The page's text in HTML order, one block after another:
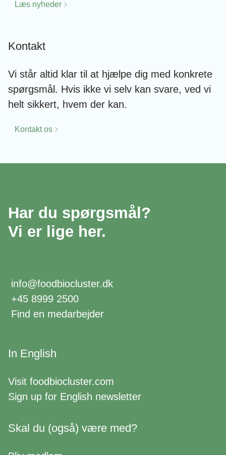
Læs nyheder
Kontakt
Vi står altid klar til at hjælpe dig med konkrete
spørgsmål. Hvis ikke vi selv kan svare, ved vi
helt sikkert, hvem der kan.
Kontakt os
Har du spørgsmål?
Vi er lige her.
info@foodbiocluster.dk
+45 8999 2500
Find en medarbejder
In English
Visit foodbiocluster.com
Sign up for English newsletter
Skal du (også) være med?